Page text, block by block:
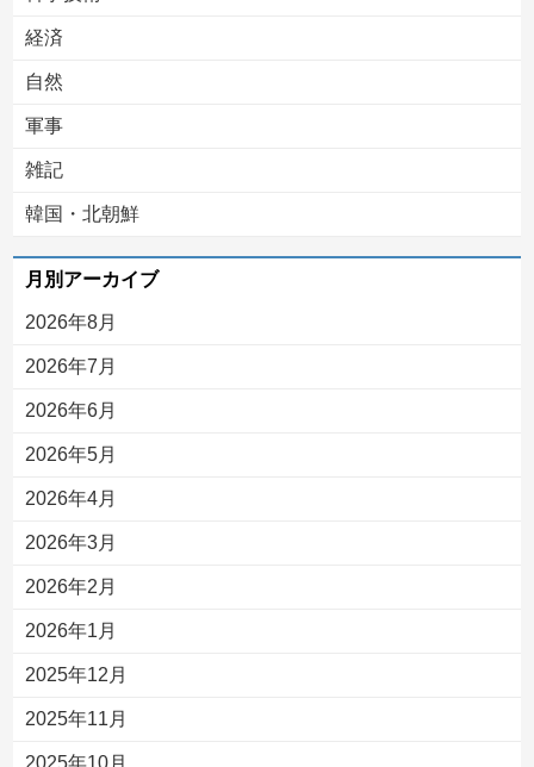
経済
自然
軍事
雑記
韓国・北朝鮮
月別アーカイブ
2026年8月
2026年7月
2026年6月
2026年5月
2026年4月
2026年3月
2026年2月
2026年1月
2025年12月
2025年11月